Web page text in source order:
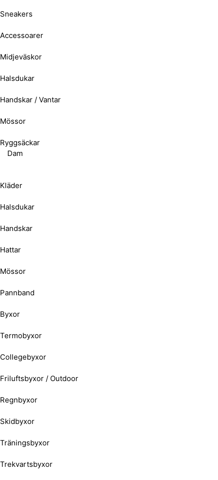
Sneakers
Accessoarer
Midjeväskor
Halsdukar
Handskar / Vantar
Mössor
Ryggsäckar
Dam
Kläder
Halsdukar
Handskar
Hattar
Mössor
Pannband
Byxor
Termobyxor
Collegebyxor
Friluftsbyxor / Outdoor
Regnbyxor
Skidbyxor
Träningsbyxor
Trekvartsbyxor